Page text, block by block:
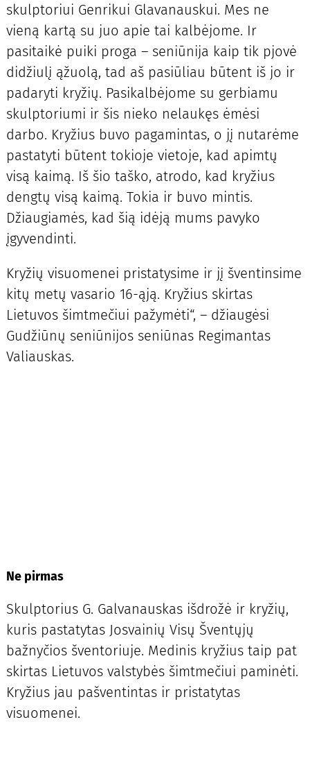
skulptoriui Genrikui Glavanauskui. Mes ne
vieną kartą su juo apie tai kalbėjome. Ir
pasitaikė puiki proga – seniūnija kaip tik pjovė
didžiulį ąžuolą, tad aš pasiūliau būtent iš jo ir
padaryti kryžių. Pasikalbėjome su gerbiamu
skulptoriumi ir šis nieko nelaukęs ėmėsi
darbo. Kryžius buvo pagamintas, o jį nutarėme
pastatyti būtent tokioje vietoje, kad apimtų
visą kaimą. Iš šio taško, atrodo, kad kryžius
dengtų visą kaimą. Tokia ir buvo mintis.
Džiaugiamės, kad šią idėją mums pavyko
įgyvendinti.
Kryžių visuomenei pristatysime ir jį šventinsime
kitų metų vasario 16-ąją. Kryžius skirtas
Lietuvos šimtmečiui pažymėti“, – džiaugėsi
Gudžiūnų seniūnijos seniūnas Regimantas
Valiauskas.
Ne pirmas
Skulptorius G. Galvanauskas išdrožė ir kryžių,
kuris pastatytas Josvainių Visų Šventųjų
bažnyčios šventoriuje. Medinis kryžius taip pat
skirtas Lietuvos valstybės šimtmečiui paminėti.
Kryžius jau pašventintas ir pristatytas
visuomenei.